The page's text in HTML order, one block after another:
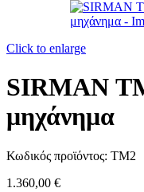
Click to enlarge
SIRMAN
μηχάνημα
Κωδικός προϊόντος: TM2
1.360,00 €